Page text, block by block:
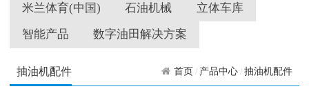
米兰体育(中国) 石油机械 立体车库
智能产品 数字油田解决方案
抽油机配件 首页 产品中心 抽油机配件